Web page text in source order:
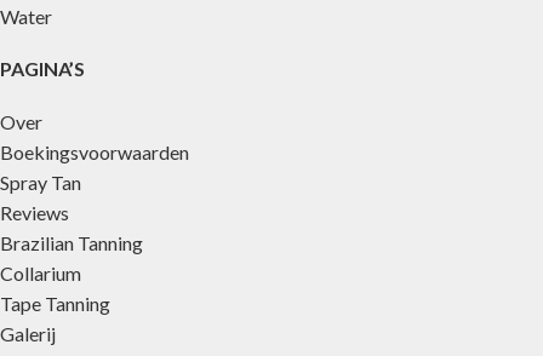
PAGINA’S
Over
Boekingsvoorwaarden
Spray Tan
Reviews
Brazilian Tanning
Collarium
Tape Tanning
Galerij